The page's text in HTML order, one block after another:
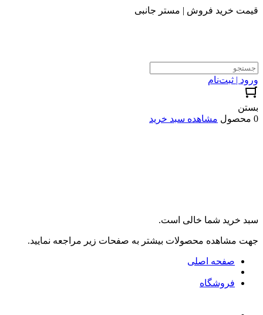
قیمت خرید فروش | مستر جانبی
ورود | ثبت‌نام
بستن
0 محصول
مشاهده سبد خرید
سبد خرید شما خالی است.
جهت مشاهده محصولات بیشتر به صفحات زیر مراجعه نمایید.
صفحه اصلی
فروشگاه